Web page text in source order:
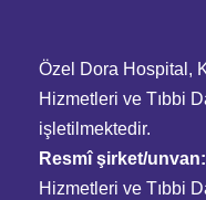
Özel Dora Hospital,
Hizmetleri ve Tıbbi
işletilmektedir.
Resmî şirket/unvan:
Hizmetleri ve Tıbbi